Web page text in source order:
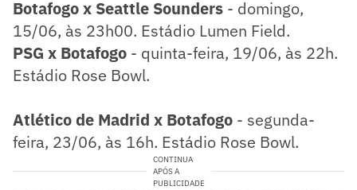
Botafogo x Seattle Sounders - domingo,
15/06, às 23h00. Estádio Lumen Field.
PSG x Botafogo - quinta-feira, 19/06, às 22h.
Estádio Rose Bowl.
Atlético de Madrid x Botafogo - segunda-
feira, 23/06, às 16h. Estádio Rose Bowl.
CONTINUA
APÓS A
PUBLICIDADE